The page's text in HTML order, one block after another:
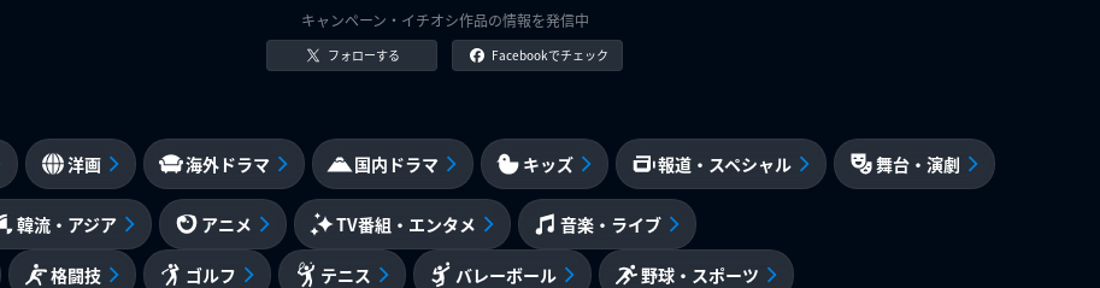
キャンペーン・イチオシ作品の情報を発信中
フォローする Facebookでチェック
洋画 海外ドラマ 国内ドラマ キッズ 報道・スペシャル 舞台・演劇
韓流・アジア アニメ TV番組・エンタメ 音楽・ライブ
格闘技 ゴルフ テニス バレーボール 野球・スポーツ